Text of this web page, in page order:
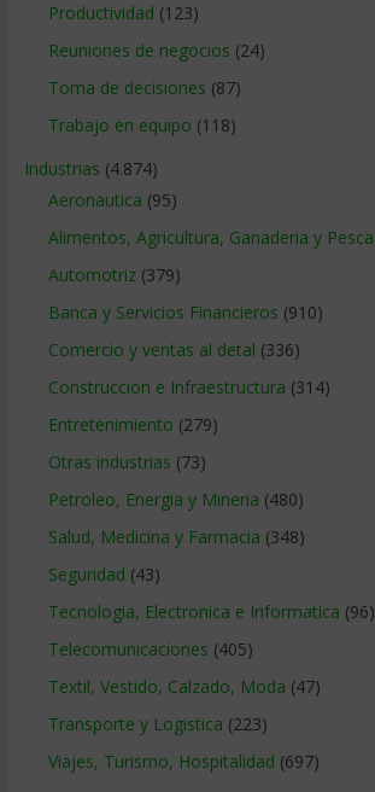
Productividad (123)
Reuniones de negocios (24)
Toma de decisiones (87)
Trabajo en equipo (118)
Industrias (4.874)
Aeronautica (95)
Alimentos, Agricultura, Ganaderia y Pesca
Automotriz(379)
Banca y Servicios Financieros (910)
Comercio y ventas al detal (336)
Construccion e Infraestructura (314)
Entretenimiento (279)
Otras industrias (73)
Petroleo, Energia y Mineria (480)
Salud, Medicina y Farmacia (348)
Seguridad (43)
Tecnologia, Electronica e Informatica (96)
Telecomunicaciones (405)
Textil, Vestido, Calzado, Moda (47)
Transporte y Logistica (223)
Viajes, Turismo, Hospitalidad (697)